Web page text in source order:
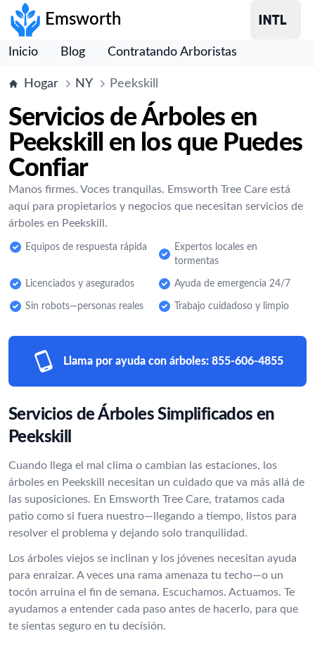
Emsworth
Inicio Blog Contratando Arboristas
Hogar NY Peekskill
Servicios de Árboles en
Peekskill en los que Puedes
Confiar
Manos firmes. Voces tranquilas. Emsworth Tree Care está
aquí para propietarios y negocios que necesitan servicios de
árboles en Peekskill.
Equipos de respuesta rápida
Expertos locales en
tormentas
Licenciados y asegurados Ayuda de emergencia 24/7
Sin robots—personas reales Trabajo cuidadoso y limpio
Llama por ayuda con árboles: 855-606-4855
Servicios de Árboles Simplificados en
Peekskill
Cuando llega el mal clima o cambian las estaciones, los
árboles en Peekskill necesitan un cuidado que va más allá de
las suposiciones. En Emsworth Tree Care, tratamos cada
patio como si fuera nuestro—llegando a tiempo, listos para
resolver el problema y dejando solo tranquilidad.
Los árboles viejos se inclinan y los jóvenes necesitan ayuda
para enraizar. A veces una rama amenaza tu techo—o un
tocón arruina el fin de semana. Escuchamos. Actuamos. Te
ayudamos a entender cada paso antes de hacerlo, para que
te sientas seguro en tu decisión.